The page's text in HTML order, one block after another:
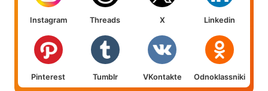
Instagram Threads X Linkedin
Pinterest Tumblr VKontakte Odnoklassniki